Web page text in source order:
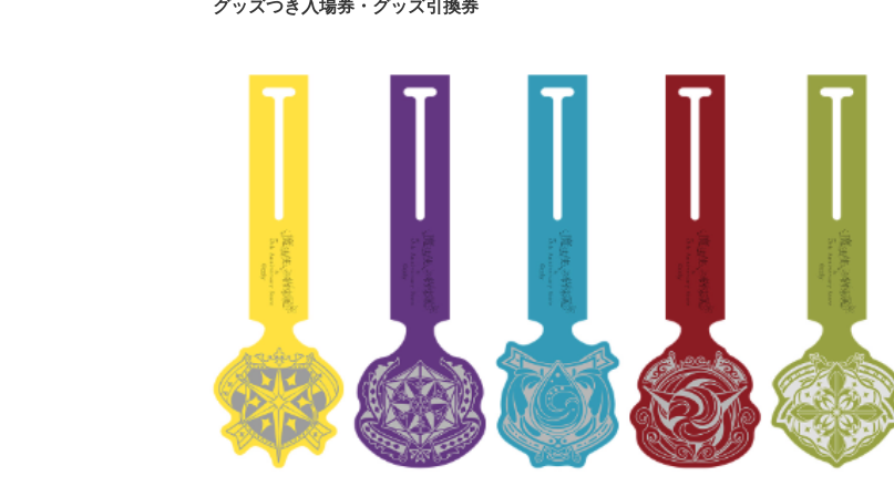
グッズつき入場券・グッズ引換券